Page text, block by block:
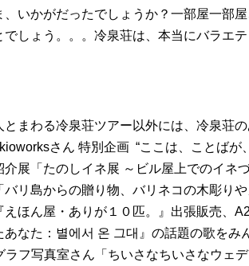
、いかがだったでしょうか？一部屋一部
でしょう。。。冷泉荘は、本当にバラエ
とまわる冷泉荘ツアー以外には、冷泉荘
さん 特別企画 “ここは、ことばが
介展「たのしイネ展 ～ビル屋上でのイネ
バリ島からの贈り物、バリネコの木彫り
えほん屋・ありが１０匹。』出張販売、
あなた：별에서 온 그대』の話題の歌をみ
ラフ写真室さん「ちいさなちいさなウェ